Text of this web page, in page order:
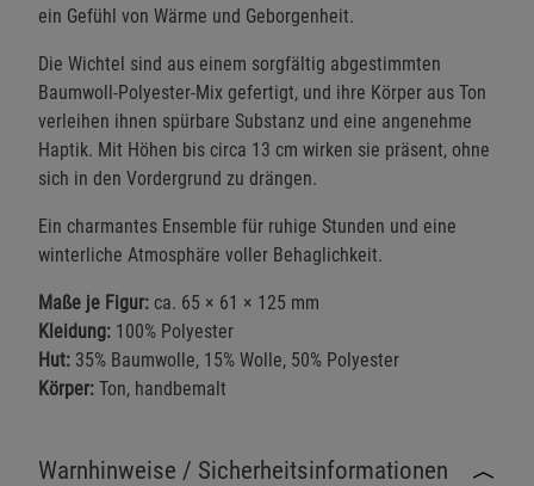
ein Gefühl von Wärme und Geborgenheit.
Die Wichtel sind aus einem sorgfältig abgestimmten
Baumwoll-Polyester-Mix gefertigt, und ihre Körper aus Ton
verleihen ihnen spürbare Substanz und eine angenehme
Haptik. Mit Höhen bis circa 13 cm wirken sie präsent, ohne
sich in den Vordergrund zu drängen.
Ein charmantes Ensemble für ruhige Stunden und eine
winterliche Atmosphäre voller Behaglichkeit.
Maße je Figur: ca. 65 × 61 × 125 mm
Kleidung: 100% Polyester
Hut: 35% Baumwolle, 15% Wolle, 50% Polyester
Körper: Ton, handbemalt
Warnhinweise / Sicherheitsinformationen